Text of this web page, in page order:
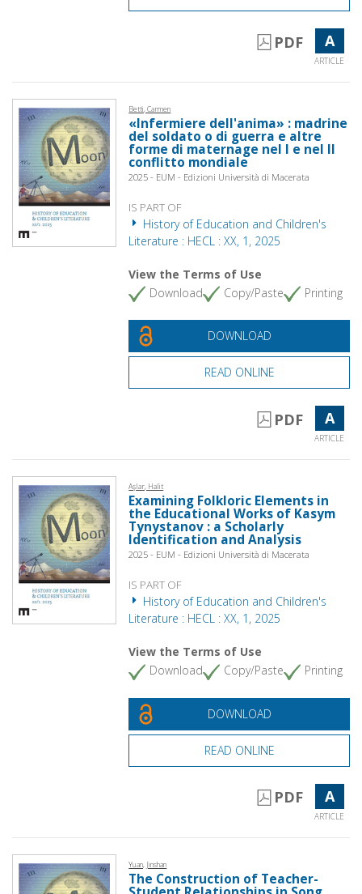
PDF A
ARTICLE
Betti, Carmen
«Infermiere dell'anima» : madrine
del soldato o di guerra e altre
forme di maternage nel I e nel II
conflitto mondiale
2025 - EUM - Edizioni Università di Macerata
IS PART OF
History of Education and Children's
Literature : HECL : XX, 1, 2025
View the Terms of Use
Download
Copy/Paste Printing
DOWNLOAD
READ ONLINE
PDF A
ARTICLE
Aşlar, Halit
Examining Folkloric Elements in
the Educational Works of Kasym
Tynystanov : a Scholarly
Identification and Analysis
2025 - EUM - Edizioni Università di Macerata
IS PART OF
History of Education and Children's
Literature : HECL : XX, 1, 2025
View the Terms of Use
Download
Copy/Paste Printing
DOWNLOAD
READ ONLINE
PDF A
ARTICLE
Yuan, Jinshan
The Construction of Teacher-